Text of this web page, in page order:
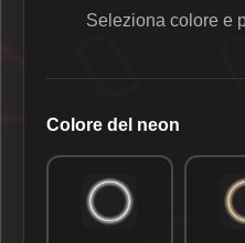
Seleziona colore e
Colore del neon